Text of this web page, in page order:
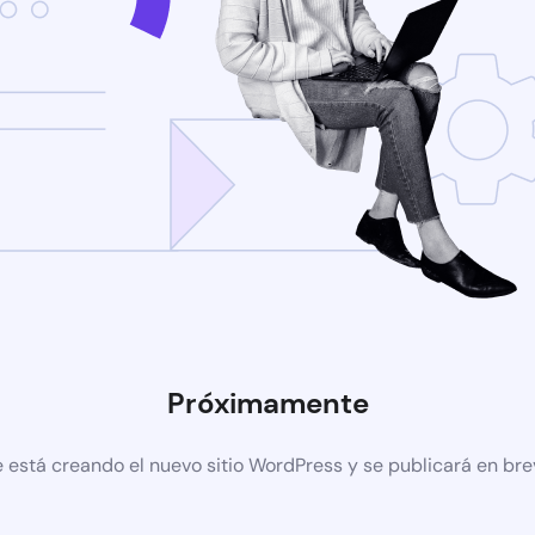
Próximamente
está creando el nuevo sitio WordPress y se publicará en